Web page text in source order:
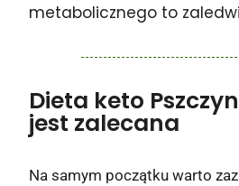
metabolicznego to
Dieta keto
jest zalecana
Na samym początku warto